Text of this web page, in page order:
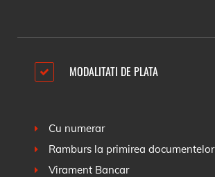
MODALITATI DE PLATA
Cu numerar
Ramburs la primirea documentelor
Virament Bancar